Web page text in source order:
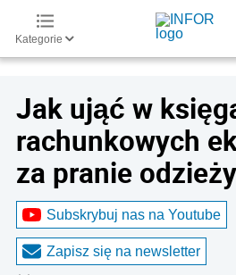
Kategorie
Jak ująć w
rachunkowych
za pranie odzieży
Subskrybuj nas na Youtube
Zapisz się na newsletter